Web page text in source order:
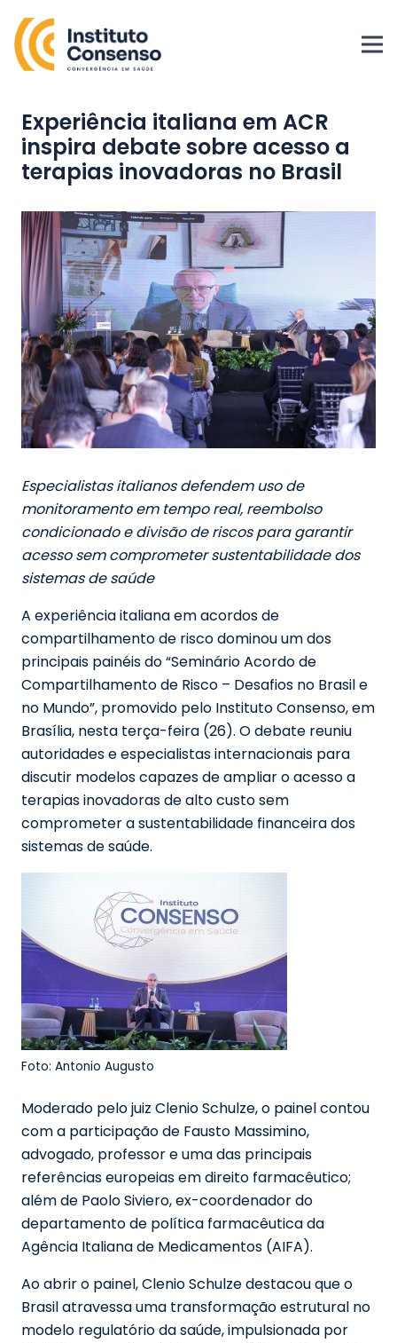
Experiência italiana em ACR
inspira debate sobre acesso a
terapias inovadoras no Brasil
Especialistas italianos defendem uso de
monitoramento em tempo real, reembolso
condicionado e divisão de riscos para garantir
acesso sem comprometer sustentabilidade dos
sistemas de saúde
A experiência italiana em acordos de
compartilhamento de risco dominou um dos
principais painéis do “Seminário Acordo de
Compartilhamento de Risco – Desafios no Brasil e
no Mundo”, promovido pelo Instituto Consenso, em
Brasília, nesta terça-feira (26). O debate reuniu
autoridades e especialistas internacionais para
discutir modelos capazes de ampliar o acesso a
terapias inovadoras de alto custo sem
comprometer a sustentabilidade financeira dos
sistemas de saúde.
Foto: Antonio Augusto
Moderado pelo juiz Clenio Schulze, o painel contou
com a participação de Fausto Massimino,
advogado, professor e uma das principais
referências europeias em direito farmacêutico;
além de Paolo Siviero, ex-coordenador do
departamento de política farmacêutica da
Agência Italiana de Medicamentos (AIFA).
Ao abrir o painel, Clenio Schulze destacou que o
Brasil atravessa uma transformação estrutural no
modelo regulatório da saúde, impulsionada por